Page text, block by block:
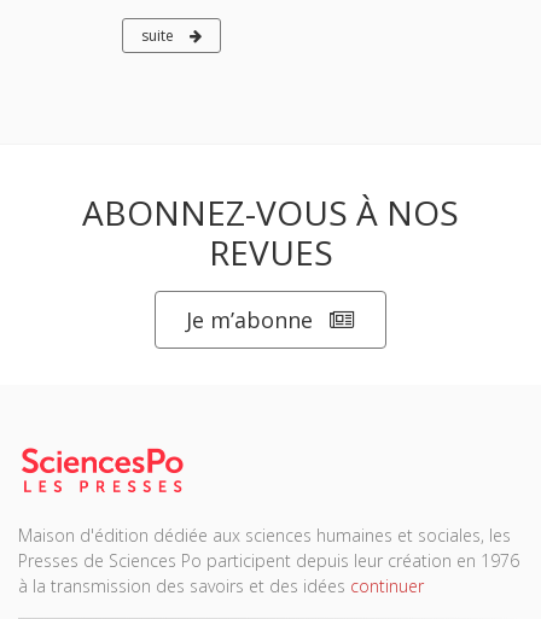
suite
ABONNEZ-VOUS À NOS
REVUES
Je m’abonne
Maison d'édition dédiée aux sciences humaines et sociales, les
Presses de Sciences Po participent depuis leur création en 1976
à la transmission des savoirs et des idées continuer